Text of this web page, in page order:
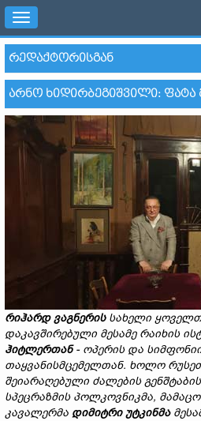
Toggle
navigation
ᲠᲔᲓᲐᲥᲢᲝᲠᲘᲡᲒᲐᲜ
ᲐᲠᲜᲝ ᲮᲘᲓᲘᲠᲑᲔᲒᲘᲨᲕᲘᲚᲘ: ᲤᲐᲢᲐ
რიჰარდ ვაგნერის სახელი
დაკავშირებული მესამე რაიხის
ჰიტლერთან- ოპერის და
თაყვანისმცემელთან. ხოლო
შეიარაღებული ძალების გენშტაბის
სპეცრაზმის პოლკოვნიკმა,
კავალერმა დიმიტრი უტკინმა